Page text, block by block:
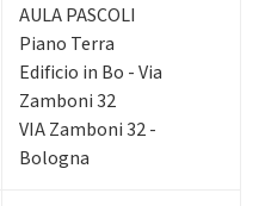
AULA PASCOLI
Piano Terra
Edificio in Bo - Via
Zamboni 32
VIA Zamboni 32 -
Bologna